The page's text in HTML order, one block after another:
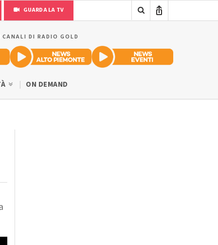
GUARDA LA TV
DI RADIO GOLD
ON DEMAND